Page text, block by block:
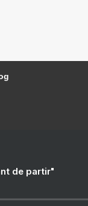
de partir"